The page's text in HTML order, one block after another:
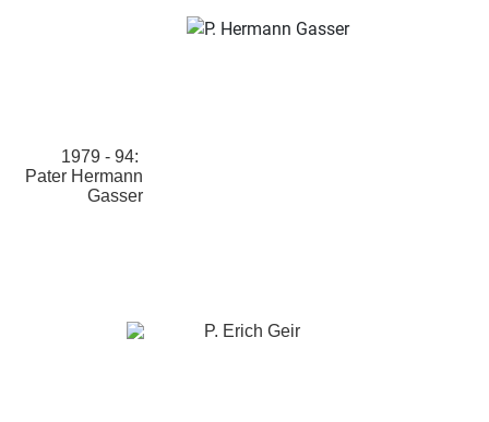
1979 - 94:
Pater Hermann
Gasser